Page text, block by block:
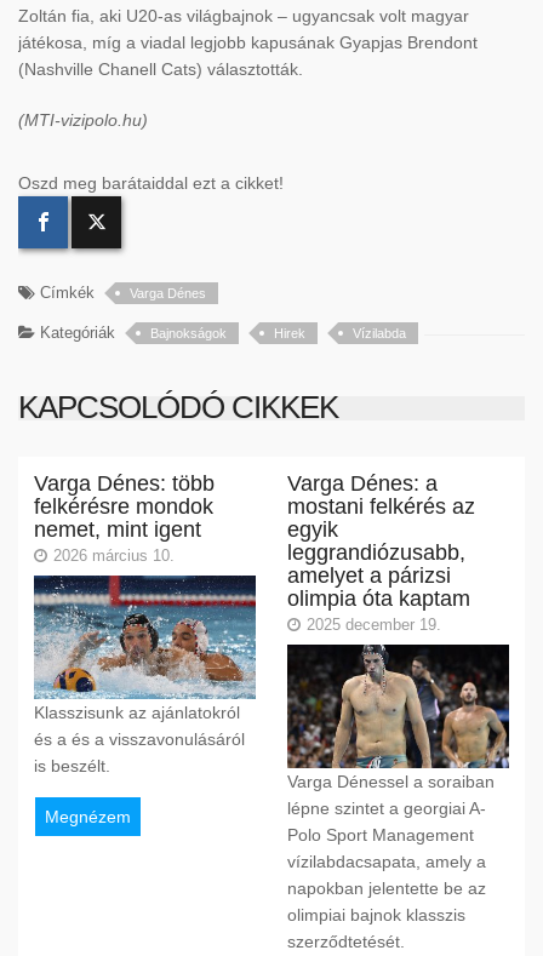
Zoltán fia, aki U20-as világbajnok – ugyancsak volt magyar
játékosa, míg a viadal legjobb kapusának Gyapjas Brendont
(Nashville Chanell Cats) választották.
(MTI-vizipolo.hu)
Oszd meg barátaiddal ezt a cikket!
Címkék Varga Dénes
Kategóriák Bajnokságok Hirek Vízilabda
KAPCSOLÓDÓ CIKKEK
Varga Dénes: több
felkérésre mondok
nemet, mint igent
2026 március 10.
Klasszisunk az ajánlatokról
és a és a visszavonulásáról
is beszélt.
Megnézem
Varga Dénes: a
mostani felkérés az
egyik
leggrandiózusabb,
amelyet a párizsi
olimpia óta kaptam
2025 december 19.
Varga Dénessel a soraiban
lépne szintet a georgiai A-
Polo Sport Management
vízilabdacsapata, amely a
napokban jelentette be az
olimpiai bajnok klasszis
szerződtetését.